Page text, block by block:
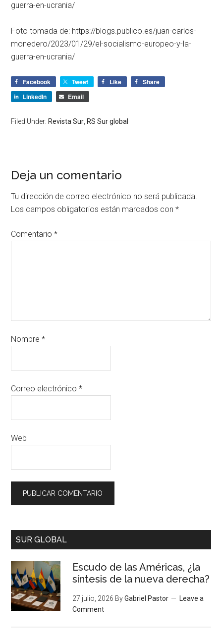
guerra-en-ucrania/
Foto tomada de: https://blogs.publico.es/juan-carlos-
monedero/2023/01/29/el-socialismo-europeo-y-la-
guerra-en-ucrania/
Facebook Tweet Like
Share
LinkedIn
Email
Filed Under: Revista Sur RS Sur global
Deja un comentario
Tu dirección de correo electrónico no será publicada.
Los campos obligatorios están marcados con*
Comentario*
Nombre*
Correo electrónico*
Web
SUR GLOBAL
Escudo de las Américas, ¿la
síntesis de la nueva derecha?
27 julio, 2026 ByGabriel Pastor
Leave a
Comment